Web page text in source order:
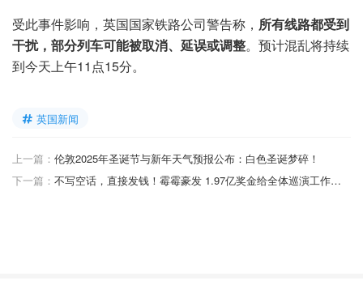
受此事件影响，英国国家铁路公司警告称， 所有线路都受到
干扰，部分列车可能被取消、延误或调整。预计混乱将持续
到今天上午11点15分。
英国新闻
上一篇： 伦敦2025年圣诞节与新年天气预报公布：白色圣诞梦碎！
下一篇：
不写空话，直接发钱！霉霉豪发 1.97亿奖金给全体巡演工作人员